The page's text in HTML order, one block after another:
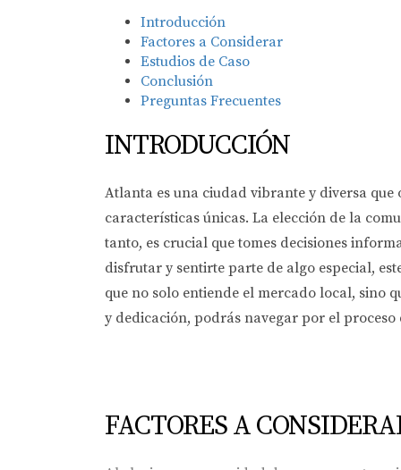
Introducción
Factores a Considerar
Estudios de Caso
Conclusión
Preguntas Frecuentes
INTRODUCCIÓN
Atlanta es una ciudad vibrante y diversa
características únicas. La elección de la
tanto, es crucial que tomes decisiones
disfrutar y sentirte parte de algo especial,
que no solo entiende el mercado local, sino
y dedicación, podrás navegar por el
FACTORES A